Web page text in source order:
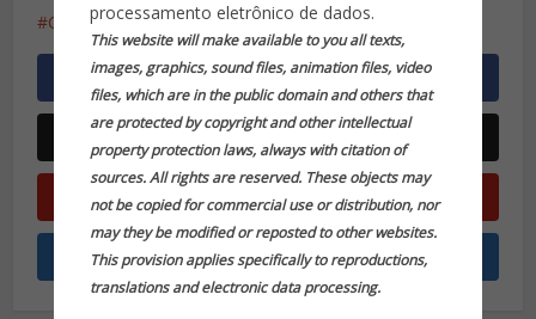
processamento eletrônico de dados.
This website will make available to you all texts,
images, graphics, sound files, animation files, video
files, which are in the public domain and others that
are protected by copyright and other intellectual
property protection laws, always with citation of
sources. All rights are reserved. These objects may
not be copied for commercial use or distribution, nor
may they be modified or reposted to other websites.
This provision applies specifically to reproductions,
translations and electronic data processing.
Coronavírus Covid 19 pandemia